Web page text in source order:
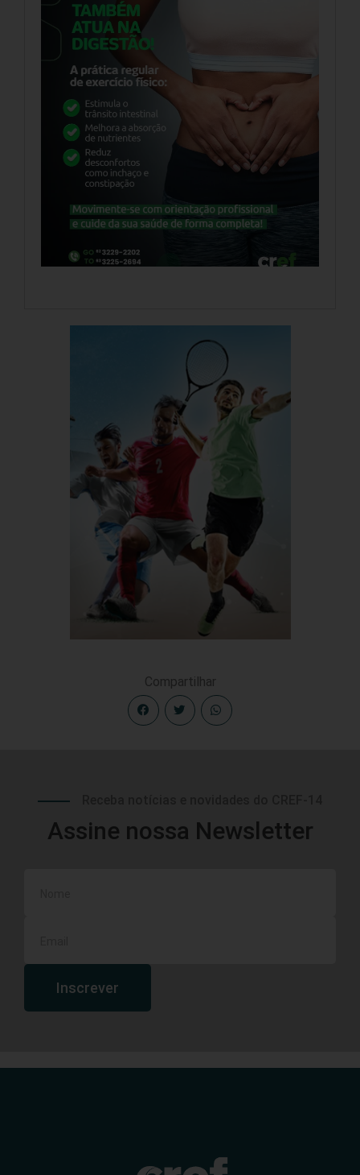
Compartilhar
Assine nossa Newsletter
Inscrever